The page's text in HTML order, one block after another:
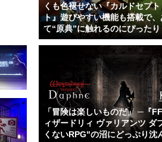
くも色褪せない『カルドセプ
ト』遊びやすい機能も搭載で
て“原典”に触れるのにぴったり
「冒険は楽しいものだ」 ─『
ィザードリィ ヴァリアンツ ダ
くないRPG"の沼にどっぷり沈